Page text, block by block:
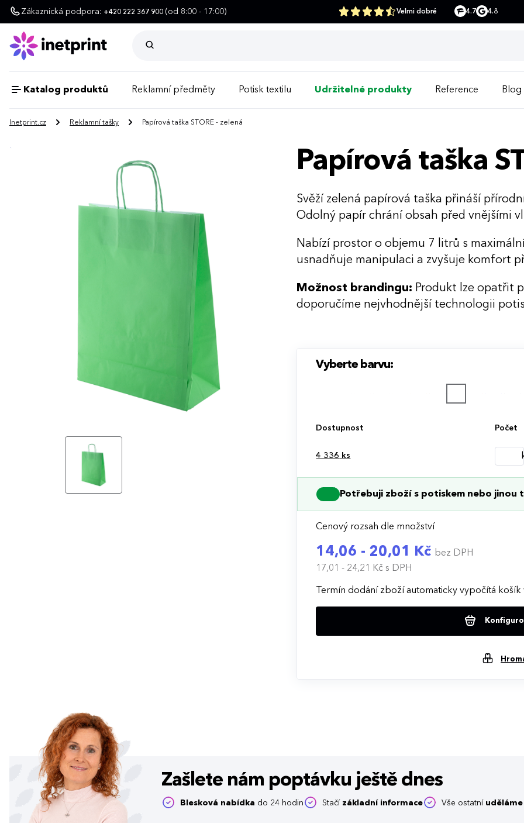
Zákaznická podpora: +420 222 367 900 (od 8:00 - 17:00) Velmi dobré 4.7 4.8
Katalog produktů Reklamní předměty Potisk textilu Udržitelné produkty Reference Blog
Inetprint.cz Reklamní tašky Papírová taška STORE - zelená
Papírová taška
Svěží zelená papírová taška přináší
Odolný papír chrání obsah před vnějšími
Nabízí prostor o objemu 7 litrů s
usnadňuje manipulaci a zvyšuje komfort
Možnost brandingu: Produkt lze opatřit
doporučíme nejvhodnější technologii
Vyberte barvu:
Dostupnost Počet
4 336 ks
Potřebuji zboží s potiskem nebo jinou
Cenový rozsah dle množství
14,06 - 20,01 Kč bez DPH
17,01 - 24,21 Kčs DPH
Termín dodání zboží automaticky vypočítá
Zašlete nám poptávku ještě dnes
Blesková nabídka do 24 hodin Stačí základní informace Vše ostatní uděláme